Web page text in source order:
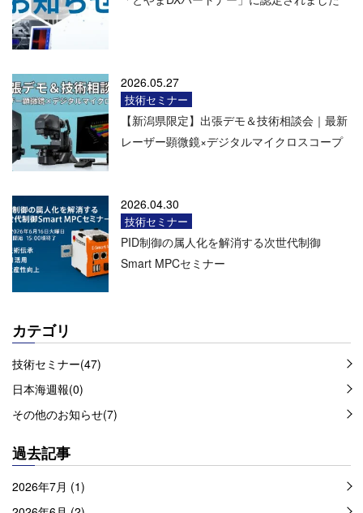
2026.05.27
技術セミナー
【新潟県限定】出張デモ＆技術相談会｜最新
レーザー顕微鏡×デジタルマイクロスコープ
2026.04.30
技術セミナー
PID制御の属人化を解消する次世代制御
Smart MPCセミナー
カテゴリ
技術セミナー(47)
日本海週報(0)
その他のお知らせ(7)
過去記事
2026年7月 (1)